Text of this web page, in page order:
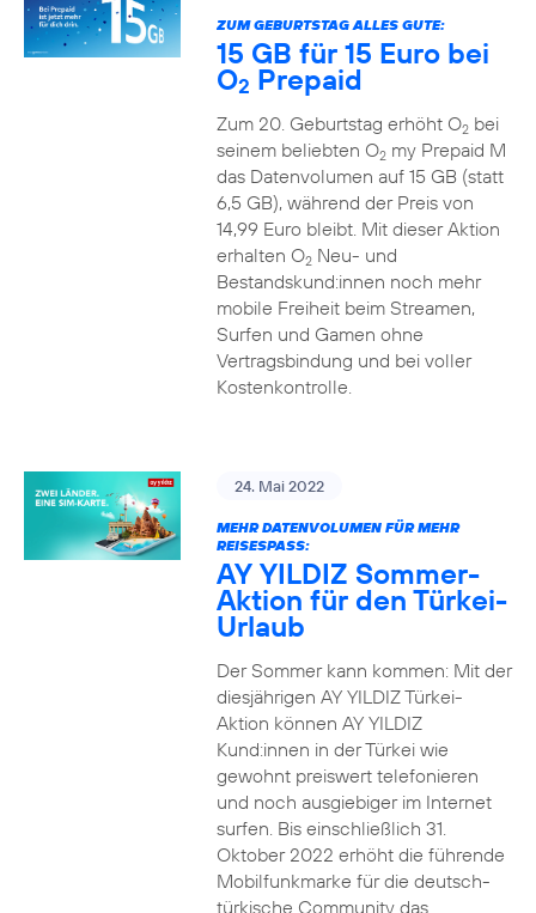
ZUM GEBURTSTAG ALLES GUTE:
15 GB für 15 Euro bei
O2 Prepaid
Zum 20. Geburtstag erhöht O2bei
seinem beliebten O2my Prepaid M
das Datenvolumen auf 15 GB (statt
6,5 GB), während der Preis von
14,99 Euro bleibt. Mit dieser Aktion
erhalten O2Neu- und
Bestandskund:innen noch mehr
mobile Freiheit beim Streamen,
Surfen und Gamen ohne
Vertragsbindung und bei voller
Kostenkontrolle.
24. Mai 2022
MEHR DATENVOLUMEN FÜR MEHR
REISESPASS:
AY YILDIZ Sommer-
Aktion für den Türkei-
Urlaub
Der Sommer kann kommen: Mit der
diesjährigen AY YILDIZ Türkei-
Aktion können AY YILDIZ
Kund:innen in der Türkei wie
gewohnt preiswert telefonieren
und noch ausgiebiger im Internet
surfen. Bis einschließlich 31.
Oktober 2022 erhöht die führende
Mobilfunkmarke für die deutsch-
türkische Community das